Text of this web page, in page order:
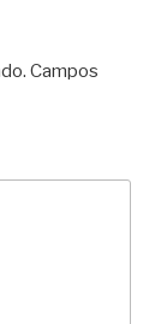
Campos